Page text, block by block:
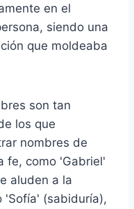
en el
siendo una
que moldeaba
son tan
los que
nombres de
fe, como 'Gabriel'
aluden a la
'Sofía' (sabiduría),